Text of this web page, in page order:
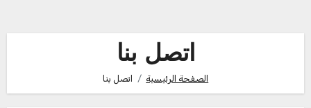
اتصل بنا
الصفحة الرئيسية اتصل بنا